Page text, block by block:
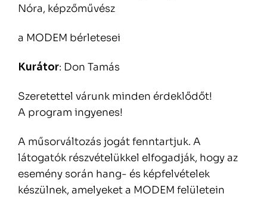
Nóra, képzőművész
a MODEM bérletesei
Kurátor: Don Tamás
Szeretettel várunk minden érdeklődőt!
A program ingyenes!
A műsorváltozás jogát fenntartjuk. A
látogatók részvételükkel elfogadják, hogy az
esemény során hang- és képfelvételek
készülnek, amelyeket a MODEM felületein